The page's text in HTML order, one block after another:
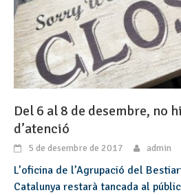
Del 6 al 8 de desembre, no
d’atenció
5 de desembre de 2017 admin
L’oficina de l’Agrupació del
Catalunya restarà tancada al